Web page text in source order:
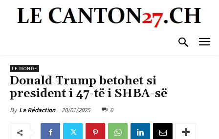
LE MONDE
Donald Trump betohet si
president i 47-të i SHBA-së
By La Rédaction 20/01/2025 0